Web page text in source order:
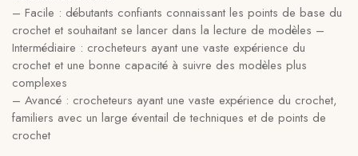
– Facile : débutants confiants connaissant les points de base du
crochet et souhaitant se lancer dans la lecture de modèles –
Intermédiaire : crocheteurs ayant une vaste expérience du
crochet et une bonne capacité à suivre des modèles plus
complexes
– Avancé : crocheteurs ayant une vaste expérience du crochet,
familiers avec un large éventail de techniques et de points de
crochet